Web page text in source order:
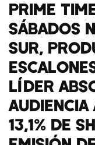
PRIME
SÁBADOS
SUR,
LÍDER
13,1% DE